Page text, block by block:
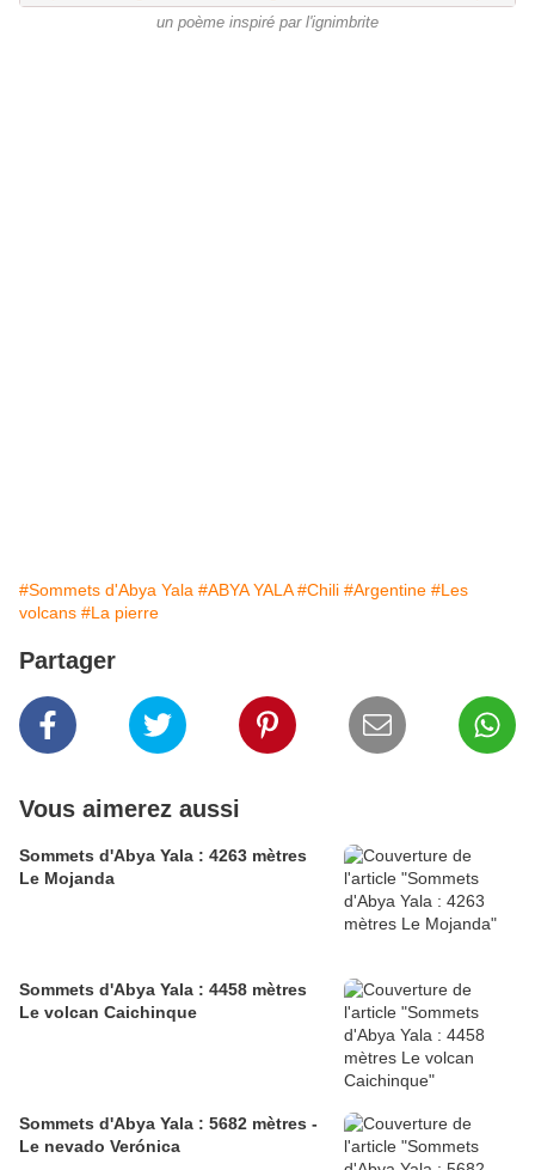
un poème inspiré par l'ignimbrite
#Sommets d'Abya Yala #ABYA YALA #Chili #Argentine #Les
volcans #La pierre
Partager
Vous aimerez aussi
Sommets d'Abya Yala : 4263 mètres
Le Mojanda
Sommets d'Abya Yala : 4458 mètres
Le volcan Caichinque
Sommets d'Abya Yala : 5682 mètres -
Le nevado Verónica